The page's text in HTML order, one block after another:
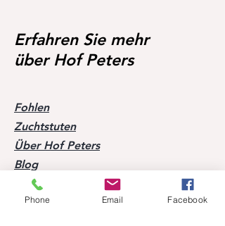
Erfahren Sie mehr
über Hof Peters
Fohlen
Zuchtstuten
Über Hof Peters
Blog
Kontakt
Phone Email Facebook